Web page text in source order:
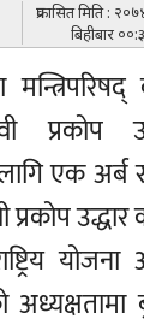
प्रकासित मिति :
बिहीबार
लागि एक
प्रकोप
योजना